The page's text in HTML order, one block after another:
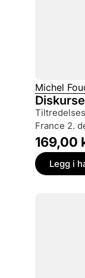
Michel
tiltredelsesforelesning holdt ved Collège de
France 2.
169,00
Legg i